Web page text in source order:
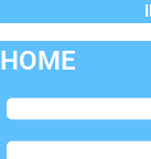
HOME
Flyout
Menu